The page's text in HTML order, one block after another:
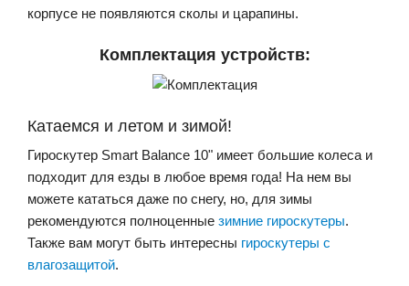
корпусе не появляются сколы и царапины.
Комплектация устройств:
Катаемся и летом и зимой!
Гироскутер Smart Balance 10" имеет большие колеса и
подходит для езды в любое время года! На нем вы
можете кататься даже по снегу, но, для зимы
рекомендуются полноценные зимние гироскутеры.
Также вам могут быть интересны гироскутеры с
влагозащитой.